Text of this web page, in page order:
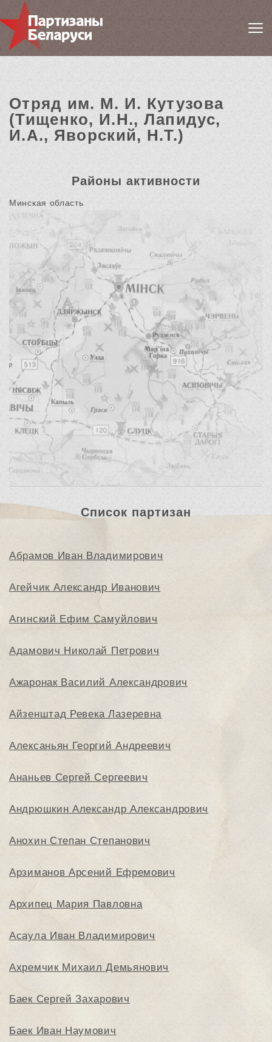
Отряд им. М. И. Кутузова
(Тищенко, И.Н., Лапидус,
И.А., Яворский, Н.Т.)
Районы активности
Минская область
Список партизан
Абрамов Иван Владимирович
Агейчик Александр Иванович
Агинский Ефим Самуйлович
Адамович Николай Петрович
Ажаронак Василий Александрович
Айзенштад Ревека Лазеревна
Алексаньян Георгий Андреевич
Ананьев Сергей Сергеевич
Андрюшкин Александр Александрович
Анохин Степан Степанович
Арзиманов Арсений Ефремович
Архипец Мария Павловна
Асаула Иван Владимирович
Ахремчик Михаил Демьянович
Баек Сергей Захарович
Баек Иван Наумович